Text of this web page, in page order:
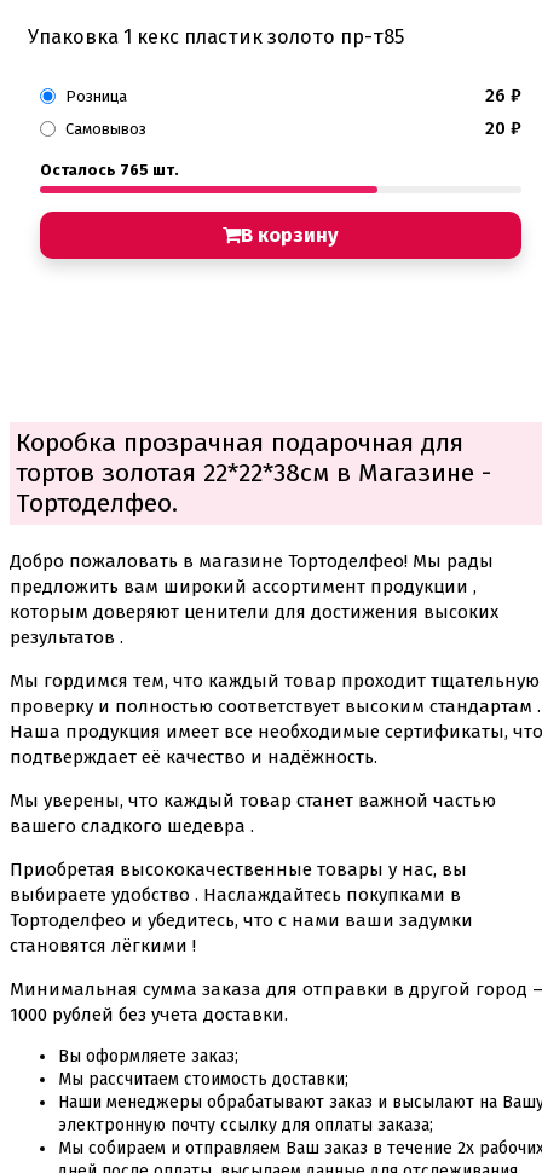
Упаковка 1 кекс пластик золото пр-т85
Розница 26 ₽
Самовывоз 20 ₽
Осталось 765 шт.
В корзину
Коробка прозрачная подарочная для
тортов золотая 22*22*38см в Магазине -
Тортоделфео.
Добро пожаловать в магазине Тортоделфео! Мы рады
предложить вам широкий ассортимент продукции ,
которым доверяют ценители для достижения высоких
результатов .
Мы гордимся тем, что каждый товар проходит тщательную
проверку и полностью соответствует высоким стандартам .
Наша продукция имеет все необходимые сертификаты, что
подтверждает её качество и надёжность.
Мы уверены, что каждый товар станет важной частью
вашего сладкого шедевра .
Приобретая высококачественные товары у нас, вы
выбираете удобство . Наслаждайтесь покупками в
Тортоделфео и убедитесь, что с нами ваши задумки
становятся лёгкими !
Минимальная сумма заказа для отправки в другой город
1000 рублей без учета доставки.
Вы оформляете заказ;
Мы рассчитаем стоимость доставки;
Наши менеджеры обрабатывают заказ и высылают на
электронную почту ссылку для оплаты заказа;
Мы собираем и отправляем Ваш заказ в течение 2х